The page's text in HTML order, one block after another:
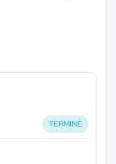
TERMINÉ